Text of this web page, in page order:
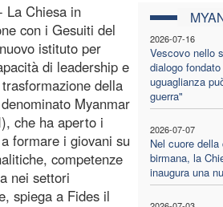
2026-07-16
Vescovo nello
dialogo
uguaglianza
guerra"
2026-07-07
Nel cuore
birmana, la
inaugura una
La Chiesa in
con i Gesuiti del
istituto per
di leadership e
della
Myanmar
che ha aperto i
formare i giovani su
competenze
nei settori
spiega a Fides il